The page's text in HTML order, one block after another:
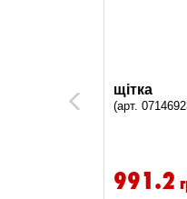
Previous
щітка
(арт.
991.2